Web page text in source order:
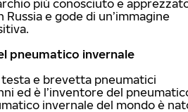
più conosciuto e
Russia e gode di un’immagine
pneumatico invernale
e brevetta pneumatici
ed è l’inventore del
invernale del mondo è